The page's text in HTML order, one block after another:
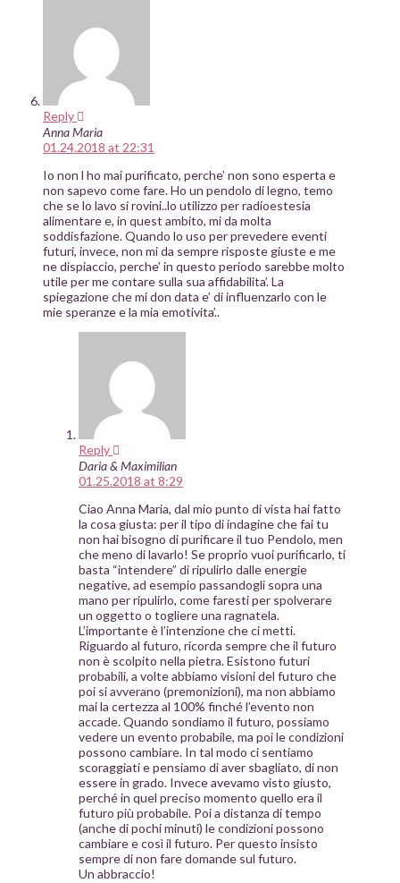
Reply
Anna Maria
01.24.2018 at 22:31
Io non l ho mai purificato, perche’ non sono esperta e
non sapevo come fare. Ho un pendolo di legno, temo
che se lo lavo si rovini..lo utilizzo per radioestesia
alimentare e, in quest ambito, mi da molta
soddisfazione. Quando lo uso per prevedere eventi
futuri, invece, non mi da sempre risposte giuste e me
ne dispiaccio, perche’ in questo periodo sarebbe molto
utile per me contare sulla sua affidabilita’. La
spiegazione che mi don data e’ di influenzarlo con le
mie speranze e la mia emotivita’..
Reply
Daria & Maximilian
01.25.2018 at 8:29
Ciao Anna Maria, dal mio punto di vista hai fatto
la cosa giusta: per il tipo di indagine che fai tu
non hai bisogno di purificare il tuo Pendolo, men
che meno di lavarlo! Se proprio vuoi purificarlo, ti
basta “intendere” di ripulirlo dalle energie
negative, ad esempio passandogli sopra una
mano per ripulirlo, come faresti per spolverare
un oggetto o togliere una ragnatela.
L’importante è l’intenzione che ci metti.
Riguardo al futuro, ricorda sempre che il futuro
non è scolpito nella pietra. Esistono futuri
probabili, a volte abbiamo visioni del futuro che
poi si avverano (premonizioni), ma non abbiamo
mai la certezza al 100% finché l’evento non
accade. Quando sondiamo il futuro, possiamo
vedere un evento probabile, ma poi le condizioni
possono cambiare. In tal modo ci sentiamo
scoraggiati e pensiamo di aver sbagliato, di non
essere in grado. Invece avevamo visto giusto,
perché in quel preciso momento quello era il
futuro più probabile. Poi a distanza di tempo
(anche di pochi minuti) le condizioni possono
cambiare e così il futuro. Per questo insisto
sempre di non fare domande sul futuro.
Un abbraccio!